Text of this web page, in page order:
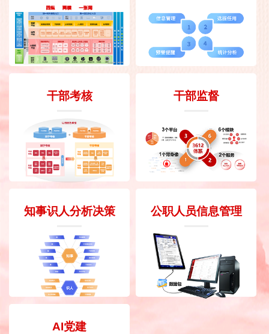
干部考核 干部监督
知事识人分析决策 公职人员信息管理
AI党建